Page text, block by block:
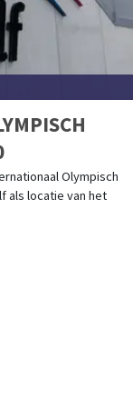
Olympisch
als locatie van het